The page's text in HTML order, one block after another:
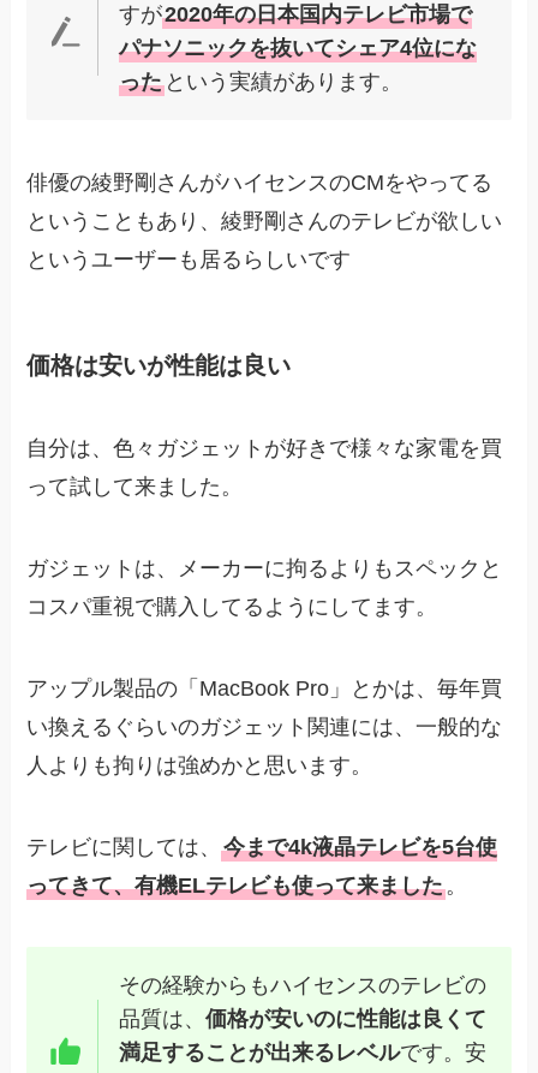
すが2020年の日本国内テレビ市場で
パナソニックを抜いてシェア4位にな
ったという実績があります。
俳優の綾野剛さんがハイセンスのCMをやってる
ということもあり、綾野剛さんのテレビが欲しい
というユーザーも居るらしいです
価格は安いが性能は良い
自分は、色々ガジェットが好きで様々な家電を買
って試して来ました。
ガジェットは、メーカーに拘るよりもスペックと
コスパ重視で購入してるようにしてます。
アップル製品の「MacBook Pro」とかは、毎年買
い換えるぐらいのガジェット関連には、一般的な
人よりも拘りは強めかと思います。
テレビに関しては、今まで4k液晶テレビを5台使
ってきて、有機ELテレビも使って来ました。
その経験からもハイセンスのテレビの
品質は、 価格が安いのに性能は良くて
満足することが出来るレベルです。安